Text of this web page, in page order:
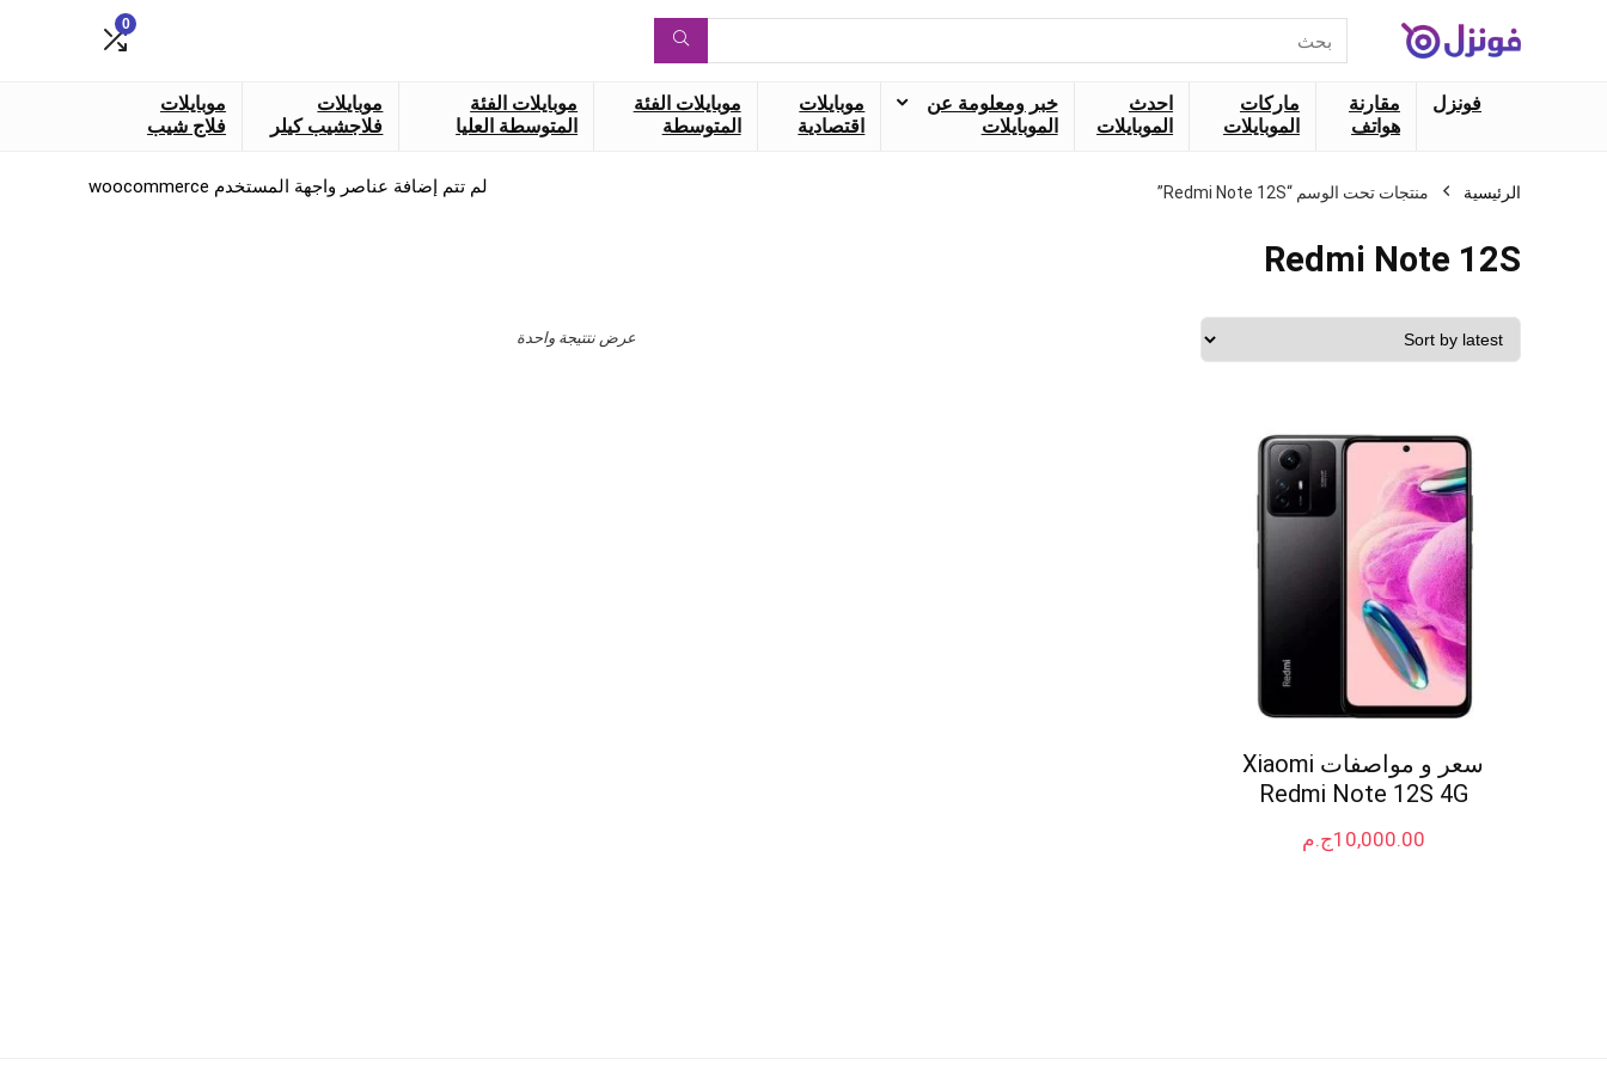
عن:
0
فونزل
مقارنة
هواتف
ماركات
الموبايلات
احدث
الموبايلات
خبر ومعلومة عن
الموبايلات
موبايلات
اقتصادية
موبايلات الفئة
المتوسطة
موبايلات الفئة
المتوسطة العليا
موبايلات
فلاجشيب كيلر
موبايلات
فلاج شيب
الرئيسية منتجات تحت الوسم “Redmi Note 12S”
Redmi Note 12S
عرض نتتيجة واحدة
سعر و مواصفات Xiaomi
Redmi Note 12S 4G
ج.م10,000.00
لم تتم إضافة عناصر واجهة المستخدم woocommerce